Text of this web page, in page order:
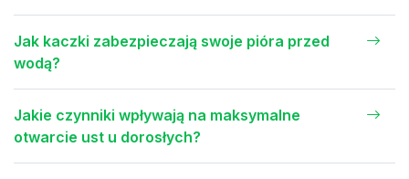
Jak kaczki zabezpieczają swoje pióra przed
wodą?
Jakie czynniki wpływają na maksymalne
otwarcie ust u dorosłych?